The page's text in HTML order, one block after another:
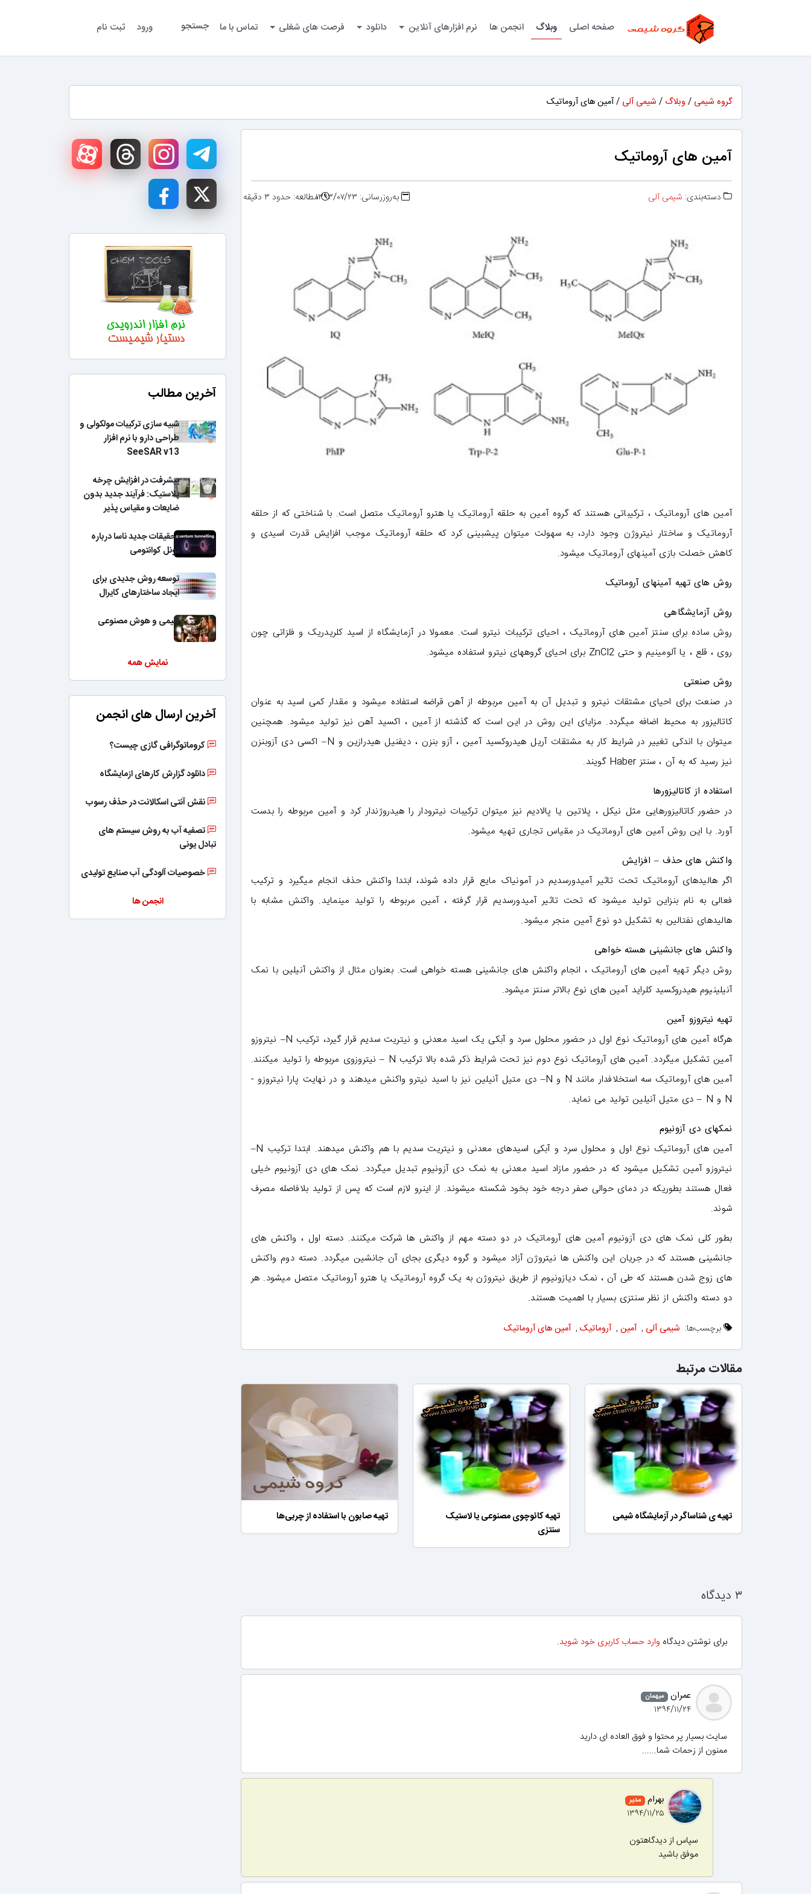
صفحه اصلی وبلاگ انجمن ها نرم افزارهای آنلاین دانلود فرصت های شغلی تماس با ما جستجو ورود ثبت نام
گروه شیمی / وبلاگ / شیمی آلی / آمین های آروماتیک
آمین های آروماتیک
دسته‌بندی: شیمی آلی به‌روزرسانی: ۱۳۹۳/۰۷/۲۳ مطالعه: حدود ۳ دقیقه
آمین های آروماتیک ، ترکیباتی هستند که گروه آمین به حلقه آروماتیک یا هترو آروماتیک متصل است. با شناختی که از حلقه
آروماتیک و ساختار نیتروژن وجود دارد، به سهولت میتوان پیشبینی کرد که حلقه آروماتیک موجب افزایش قدرت اسیدی و
کاهش خصلت بازی آمینهای آروماتیک میشود.
روش های تهیه آمینهای آروماتیک
روش آزمایشگاهی
روش ساده برای سنتز آمین های آروماتیک ، احیای ترکیبات نیترو است. معمولا در آزمایشگاه از اسید کلریدریک و فلزاتی چون
روی ، قلع ، یا آلومینیم و حتی ZnCl2 برای احیای گروههای نیترو استفاده میشود.
روش صنعتی
در صنعت برای احیای مشتقات نیترو و تبدیل آن به آمین مربوطه از آهن قراضه استفاده میشود و مقدار کمی اسید به عنوان
کاتالیزور به محیط اضافه میگردد. مزایای این روش در این است که گذشته از آمین ، اکسید آهن نیز تولید میشود. همچنین
میتوان با اندکی تغییر در شرایط کار به مشتقات آریل هیدروکسید آمین ، آزو بنزن ، دیفنیل هیدرازین و N– اکسی دی آزوبنزن
نیز رسید که به آن ، سنتز Haber گویند.
استفاده از کاتالیزورها
در حضور کاتالیزورهایی مثل نیکل ، پلاتین یا پالادیم نیز میتوان ترکیبات نیترودار را هیدروژندار کرد و آمین مربوطه را بدست
آورد. با این روش آمین های آروماتیک در مقیاس تجاری تهیه میشود.
واکنش های حذف – افزایش
اگر هالیدهای آروماتیک تحت تاثیر آمیدورسدیم در آمونیاک مایع قرار داده شوند، ابتدا واکنش حذف انجام میگیرد و ترکیب
فعالی به نام بنزاین تولید میشود که تحت تاثیر آمیدورسدیم قرار گرفته ، آمین مربوطه را تولید مینماید. واکنش مشابه با
هالیدهای نفتالین به تشکیل دو نوع آمین منجر میشود.
واکنش های جانشینی هسته خواهی
روش دیگر تهیه آمین های آروماتیک ، انجام واکنش های جانشینی هسته خواهی است. بعنوان مثال از واکنش آنیلین با نمک
آنیلینیوم هیدروکسید کلراید آمین های نوع بالاتر سنتز میشود.
تهیه نیتروزو آمین
هرگاه آمین های آروماتیک نوع اول در حضور محلول سرد و آبکی یک اسید معدنی و نیتریت سدیم قرار گیرد، ترکیب N– نیتروزو
آمین تشکیل میگردد. آمین های آروماتیک نوع دوم نیز تحت شرایط ذکر شده بالا ترکیب N – نیتروزوی مربوطه را تولید میکنند.
آمین های آروماتیک سه استخلافدار مانند N و N– دی متیل آنیلین نیز با اسید نیترو واکنش میدهند و در نهایت پارا نیتروزو -
N و N – دی متیل آنیلین تولید می نماید.
نمکهای دی آزونیوم
آمین های آروماتیک نوع اول و محلول سرد و آبکی اسیدهای معدنی و نیتریت سدیم با هم واکنش میدهند. ابتدا ترکیب N–
نیتروزو آمین تشکیل میشود که در حضور مازاد اسید معدنی به نمک دی آزونیوم تبدیل میگردد. نمک های دی آزونیوم خیلی
فعال هستند بطوریکه در دمای حوالی صفر درجه خود بخود شکسته میشوند. از اینرو لازم است که پس از تولید بلافاصله مصرف
شوند.
بطور کلی نمک های دی آزونیوم آمین های آروماتیک در دو دسته مهم از واکنش ها شرکت میکنند. دسته اول ، واکنش های
جانشینی هستند که در جریان این واکنش ها نیتروژن آزاد میشود و گروه دیگری بجای آن جانشین میگردد. دسته دوم واکنش
های زوج شدن هستند که طی آن ، نمک دیازونیوم از طریق نیتروژن به یک گروه آروماتیک یا هترو آروماتیک متصل میشود. هر
دو دسته واکنش از نظر سنتزی بسیار با اهمیت هستند.
برچسب‌ها: شیمی آلی , آمین , آروماتیک , آمین های آروماتیک
مقالات مرتبط
تهیه ی شناساگر در آزمایشگاه شیمی
تهیه کائوچوی مصنوعی یا لاستیک
سنتزی
تهیه صابون با استفاده از چربی‌ها
۳ دیدگاه
برای نوشتن دیدگاه وارد حساب کاربری خود شوید.
عمران میهمان
۱۳۹۴/۱۱/۲۴
سایت بسیار پر محتوا و فوق العاده ای دارید
ممنون از زحمات شما......
بهرام مدیر
۱۳۹۴/۱۱/۲۵
سپاس از دیدگاهتون
موفق باشید
آخرین مطالب
شبیه سازی ترکیبات مولکولی و
طراحی دارو با نرم افزار
SeeSAR v13
پیشرفت در افزایش چرخه
پلاستیک: فرآیند جدید بدون
ضایعات و مقیاس پذیر
تحقیقات جدید ناسا درباره
تونل کوانتومی
توسعه روش جدیدی برای
ایجاد ساختارهای کایرال
شیمی و هوش مصنوعی
نمایش همه
آخرین ارسال های انجمن
کروماتوگرافی گازی چیست؟
دانلود گزارش کارهای ازمایشگاه
نقش آنتی اسکالانت در حذف رسوب
تصفیه آب به روش سیستم های
تبادل یونی
خصوصیات آلودگی آب صنایع تولیدی
انجمن ها